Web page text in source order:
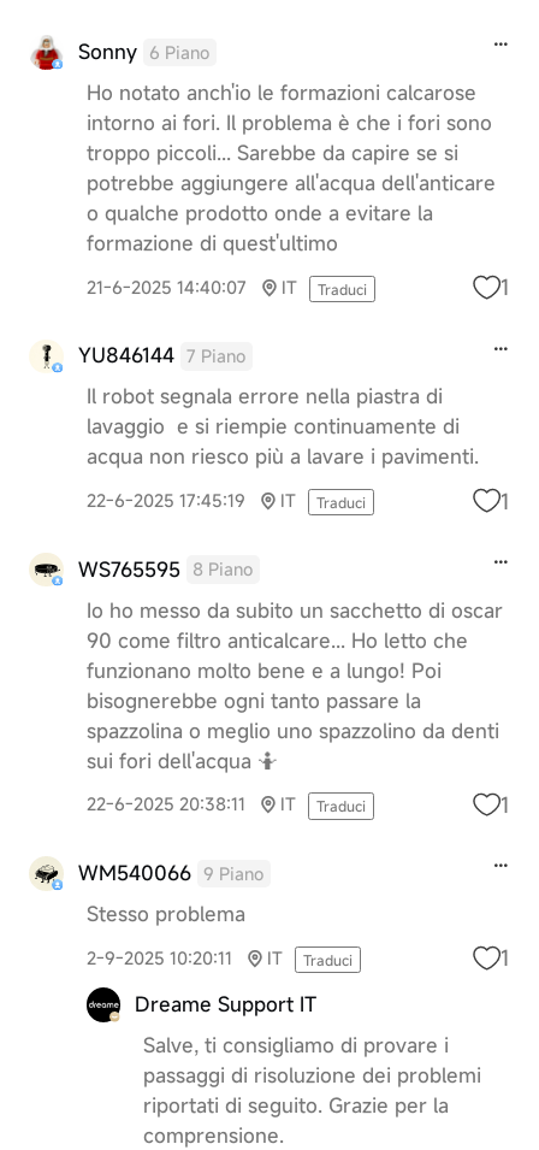
Sonny 6 Piano
Ho notato anch'io le formazioni calcarose
intorno ai fori. Il problema è che i fori sono
troppo piccoli... Sarebbe da capire se si
potrebbe aggiungere all'acqua dell'anticare
o qualche prodotto onde a evitare la
formazione di quest'ultimo
21-6-2025 14:40:07 IT Traduci 1
YU846144 7 Piano
Il robot segnala errore nella piastra di
lavaggio e si riempie continuamente di
acqua non riesco più a lavare i pavimenti.
22-6-2025 17:45:19 IT Traduci 1
WS765595 8 Piano
Io ho messo da subito un sacchetto di oscar
90 come filtro anticalcare... Ho letto che
funzionano molto bene e a lungo! Poi
bisognerebbe ogni tanto passare la
spazzolina o meglio uno spazzolino da denti
sui fori dell'acqua 🤷
22-6-2025 20:38:11 IT Traduci 1
WM540066 9 Piano
Stesso problema
2-9-2025 10:20:11 IT Traduci 1
Dreame Support IT
Salve, ti consigliamo di provare i
passaggi di risoluzione dei problemi
riportati di seguito. Grazie per la
comprensione.